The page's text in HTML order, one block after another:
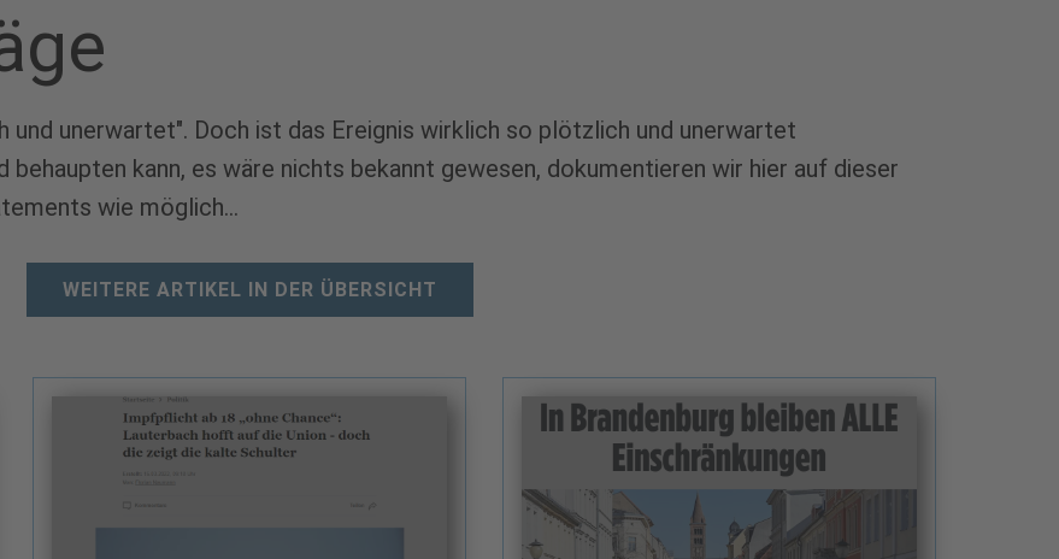
unerwartet". Doch ist das Ereignis wirklich so plötzlich und unerwartet
kann, es wäre nichts bekannt gewesen, dokumentieren wir hier auf dieser
wie möglich...
WEITERE ARTIKEL IN DER ÜBERSICHT